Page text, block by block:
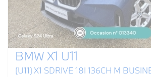
BMW X1 U11